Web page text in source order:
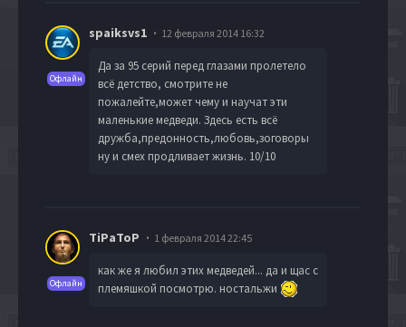
Офлайн
spaiksvs1 12 февраля 2014 16:32
Да за 95 серий перед глазами пролетело
всё детство, смотрите не
пожалейте,может чему и научат эти
маленькие медведи. Здесь есть всё
дружба,предонность,любовь,зоговоры
ну и смех продливает жизнь. 10/10
Офлайн
TiPaToP 1 февраля 2014 22:45
как же я любил этих медведей... да и щас с
племяшкой посмотрю. ностальжи